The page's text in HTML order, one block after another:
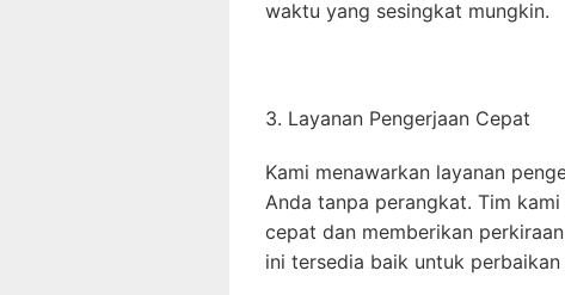
waktu yang sesingkat mungkin.
3. Layanan Pengerjaan Cepat
Kami menawarkan layanan
Anda tanpa perangkat. Tim
cepat dan memberikan
ini tersedia baik untuk